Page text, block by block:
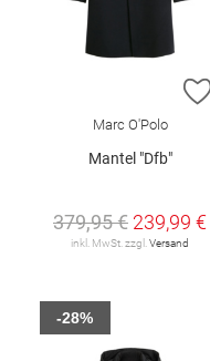
Marc O'Polo
Mantel "Dfb"
379,95 € 239,99 €
inkl. MwSt. zzgl.Versand
-28%